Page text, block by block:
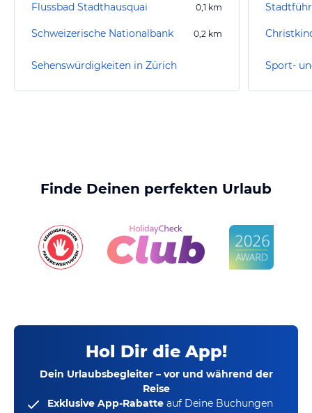
Flussbad Stadthausquai 0,1 km
Schweizerische Nationalbank 0,2 km
Sehenswürdigkeiten in Zürich Sport-
Finde Deinen perfekten Urlaub
Hol Dir die App!
Dein Urlaubsbegleiter – vor und während der
Reise
Exklusive App-Rabatte auf Deine Buchungen